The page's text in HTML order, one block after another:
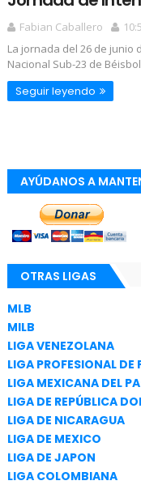
Fabian Caballero
La jornada del 26 de junio
Nacional Sub-23 de
Seguir leyendo
AYÚDANOS A
OTRAS LIGAS
MLB
MILB
LIGA VENEZOLANA
LIGA PROFESIONAL DE
LIGA MEXICANA DEL
LIGA DE REPÚBLICA
LIGA DE NICARAGUA
LIGA DE MEXICO
LIGA DE JAPON
LIGA COLOMBIANA